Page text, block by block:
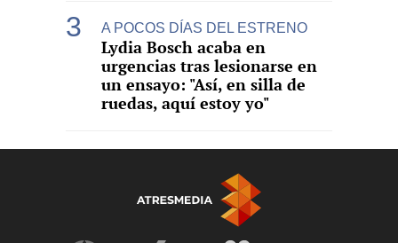
A POCOS DÍAS DEL ESTRENO
Lydia Bosch acaba en
urgencias tras lesionarse en
un ensayo: "Así, en silla de
ruedas, aquí estoy yo"